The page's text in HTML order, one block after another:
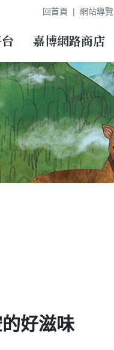
回首頁 網站導覽
嘉博網路商店
好滋味